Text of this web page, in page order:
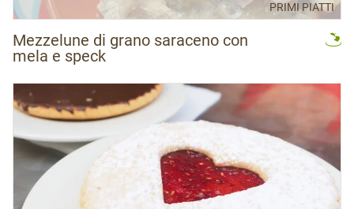
PRIMI PIATTI
Mezzelune di grano saraceno con
mela e speck